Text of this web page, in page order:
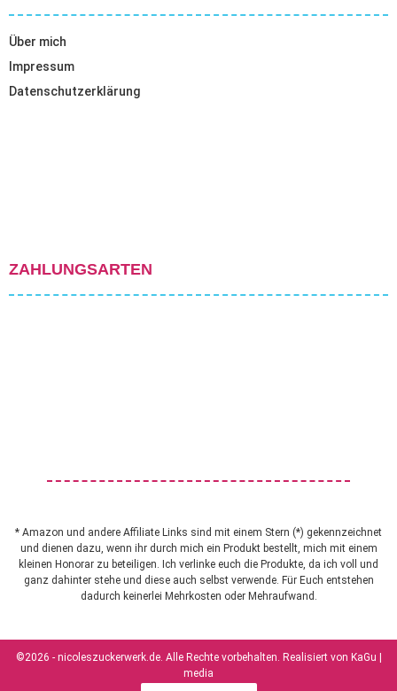
Über mich
Impressum
Datenschutzerklärung
ZAHLUNGSARTEN
* Amazon und andere Affiliate Links sind mit einem Stern (*) gekennzeichnet
und dienen dazu, wenn ihr durch mich ein Produkt bestellt, mich mit einem
kleinen Honorar zu beteiligen. Ich verlinke euch die Produkte, da ich voll und
ganz dahinter stehe und diese auch selbst verwende. Für Euch entstehen
dadurch keinerlei Mehrkosten oder Mehraufwand.
©2026 - nicoleszuckerwerk.de. Alle Rechte vorbehalten. Realisiert von KaGu |
media